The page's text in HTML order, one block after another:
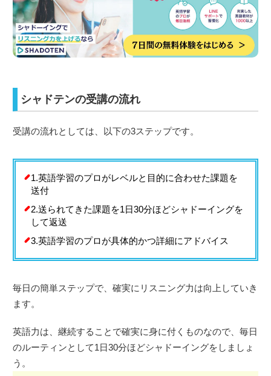
シャドテンの受講の流れ
受講の流れとしては、以下の3ステップです。
1.英語学習のプロがレベルと目的に合わせた課題を
送付
2.送られてきた課題を1日30分ほどシャドーイングを
して返送
3.英語学習のプロが具体的かつ詳細にアドバイス
毎日の簡単ステップで、確実にリスニング力は向上していき
ます。
英語力は、継続することで確実に身に付くものなので、毎日
のルーティンとして1日30分ほどシャドーイングをしましょ
う。